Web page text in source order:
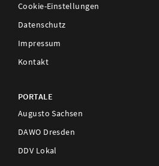
Cookie-Einstellungen
Datenschutz
Impressum
Kontakt
PORTALE
Augusto Sachsen
DAWO Dresden
DDV Lokal